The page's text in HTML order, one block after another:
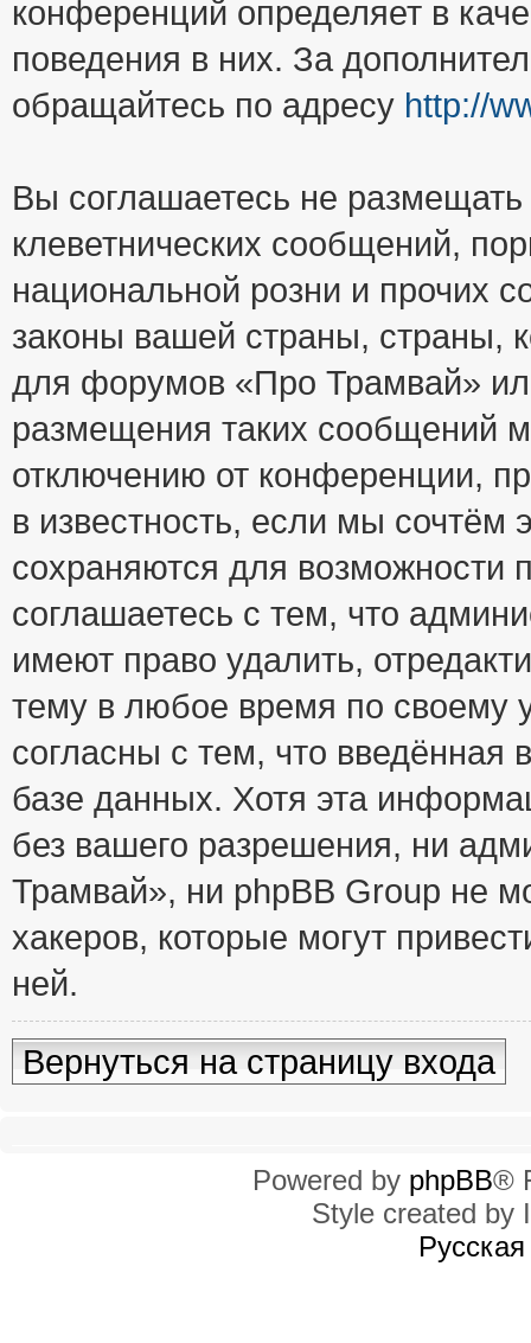
конференций определяет в
поведения в них. За
обращайтесь по адресу http://
Вы соглашаетесь не
клеветнических сообщений,
национальной розни и прочих
законы вашей страны, страны,
для форумов «Про Трамвай»
размещения таких сообщений
отключению от конференции,
в известность, если мы
сохраняются для возможности
соглашаетесь с тем, что
имеют право удалить,
тему в любое время по своему
согласны с тем, что
базе данных. Хотя эта
без вашего разрешения, ни
Трамвай», ни phpBB Group не
хакеров, которые могут
ней.
Вернуться на страницу входа
Powered by phpBB®
Style created by